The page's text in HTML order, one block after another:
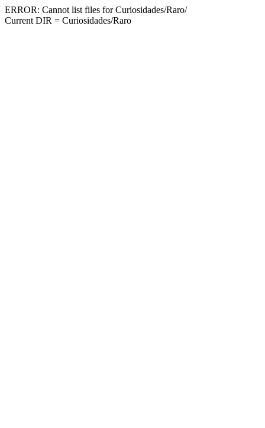
ERROR: Cannot list files for Curiosidades/Raro/
Current DIR = Curiosidades/Raro